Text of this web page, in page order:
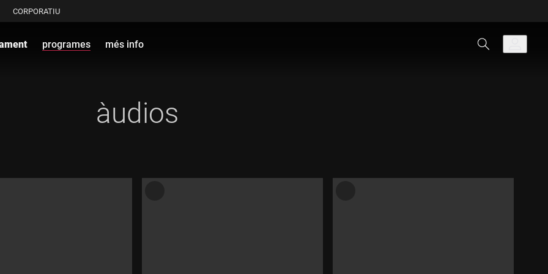
CORPORATIU
programes més info
àudios